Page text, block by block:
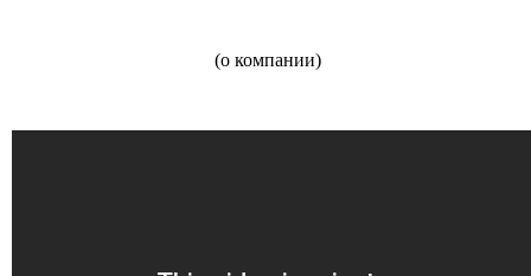
(о компании)